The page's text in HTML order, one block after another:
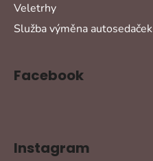
Veletrhy
Služba výměna autosedaček
Facebook
Instagram